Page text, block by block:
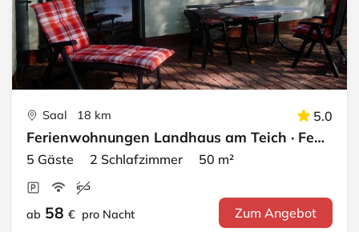
Saal 18 km 5.0
Ferienwohnungen Landhaus am Teich · Ferienhaus lila
5 Gäste 2 Schlafzimmer 50 m²
ab 58 € pro Nacht Zum Angebot